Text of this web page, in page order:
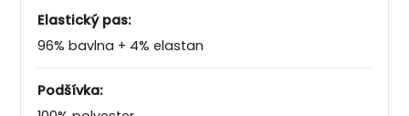
Elastický pas:
96% bavlna + 4% elastan
Podšívka: